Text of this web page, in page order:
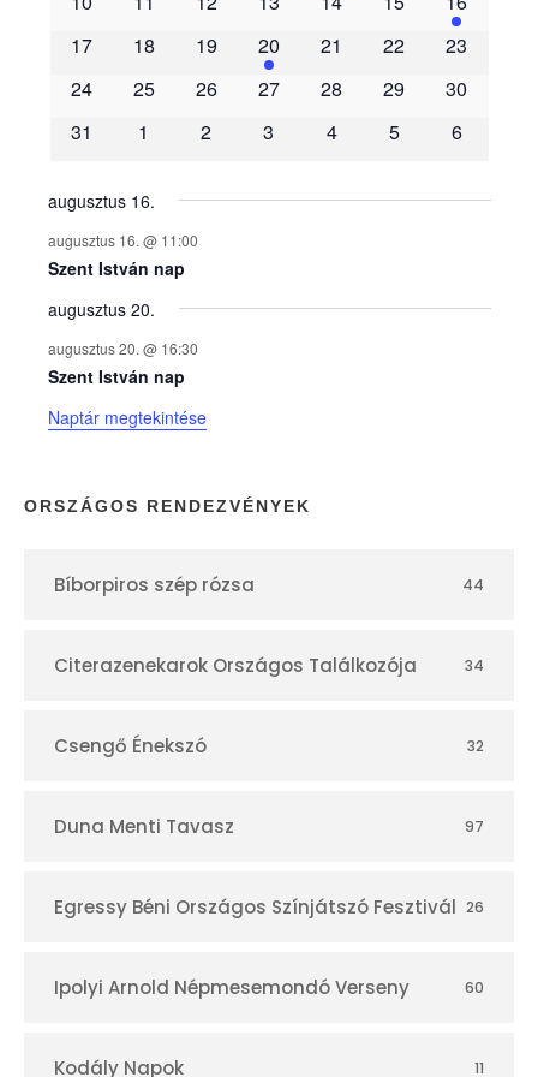
m
é
n
y
e
k
n
a
p
r
17
18 19 20 21 22
23
24
25 26 27 28 29
30
31
1 2 3 4 5 6
augusztus 16.
augusztus 16. @ 11:00
Szent István nap
augusztus 20.
augusztus 20. @ 16:30
Szent István nap
Naptár megtekintése
ORSZÁGOS RENDEZVÉNYEK
Bíborpiros szép rózsa 44
Citerazenekarok Országos Találkozója 34
Csengő Énekszó 32
Duna Menti Tavasz 97
Egressy Béni Országos Színjátszó Fesztivál 26
Ipolyi Arnold Népmesemondó Verseny 60
Kodály Napok 11